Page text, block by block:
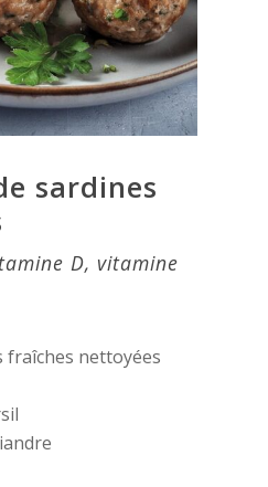
sardines
D, vitamine
fraîches nettoyées